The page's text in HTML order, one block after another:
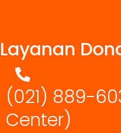
Layanan
(021) 889-
Center)